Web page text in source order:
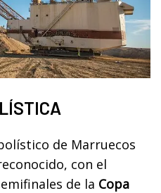
de Marruecos
con el
de la Copa